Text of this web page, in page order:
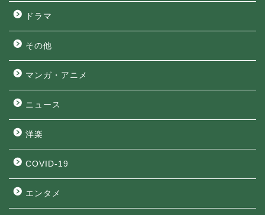
ドラマ
その他
マンガ・アニメ
ニュース
洋楽
COVID-19
エンタメ